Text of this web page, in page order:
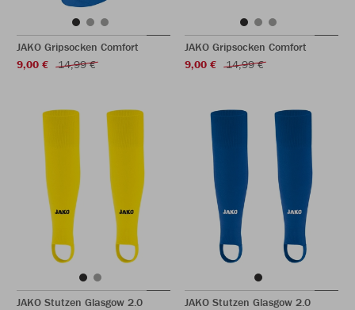
JAKO Gripsocken Comfort
9,00 €
14,99 €
JAKO Gripsocken Comfort
9,00 €
14,99 €
JAKO Stutzen Glasgow 2.0
JAKO Stutzen Glasgow 2.0